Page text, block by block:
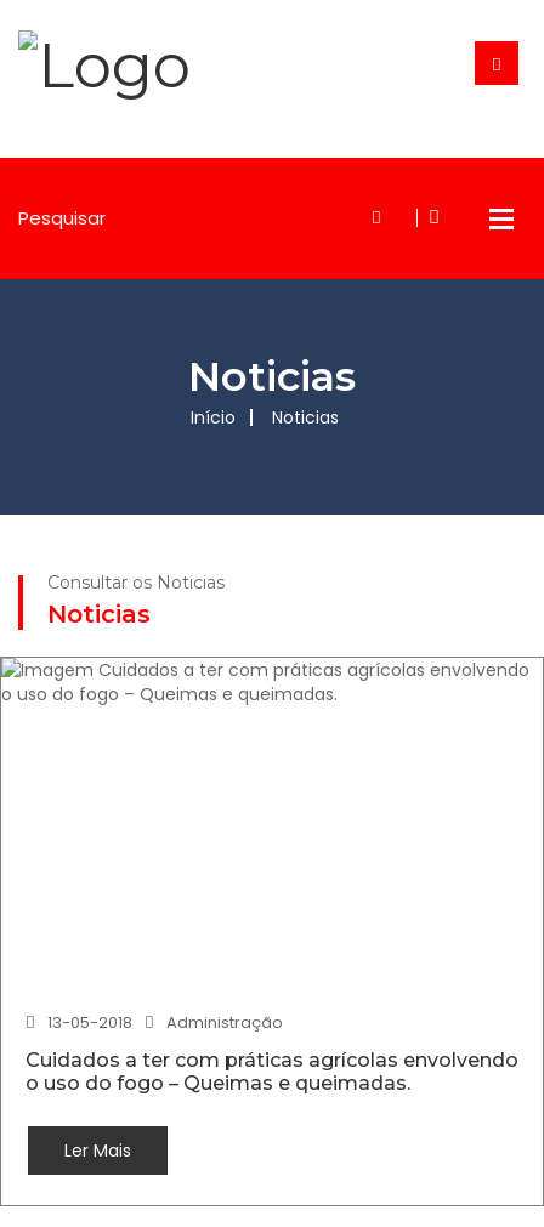
Noticias
Início Noticias
Consultar os Noticias
Noticias
13-05-2018
Administração
Cuidados a ter com práticas agrícolas envolvendo
o uso do fogo – Queimas e queimadas.
Ler Mais